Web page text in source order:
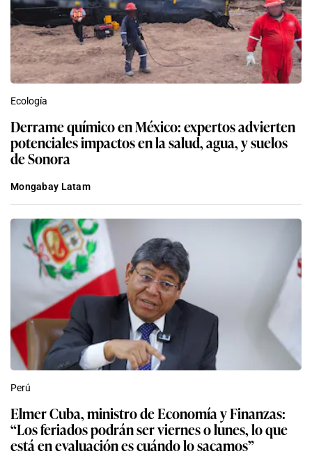
Ecología
Derrame químico en México: expertos advierten
potenciales impactos en la salud, agua, y suelos
de Sonora
Mongabay Latam
Perú
Elmer Cuba, ministro de Economía y Finanzas:
“Los feriados podrán ser viernes o lunes, lo que
está en evaluación es cuándo lo sacamos”